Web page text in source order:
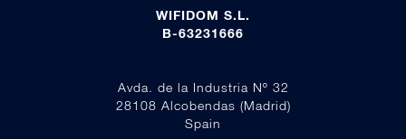
WIFIDOM S.L.
B-63231666
Avda. de la Industria Nº 32
28108 Alcobendas (Madrid)
Spain